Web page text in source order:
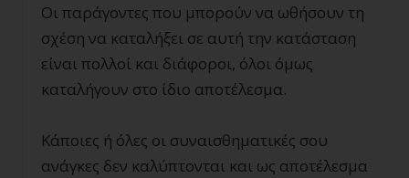
Οι παράγοντες που μπορούν να ωθήσουν τη
σχέση να καταλήξει σε αυτή την κατάσταση
είναι πολλοί και διάφοροι, όλοι όμως
καταλήγουν στο ίδιο αποτέλεσμα.
Κάποιες ή όλες οι συναισθηματικές σου
ανάγκες δεν καλύπτονται και ως αποτέλεσμα